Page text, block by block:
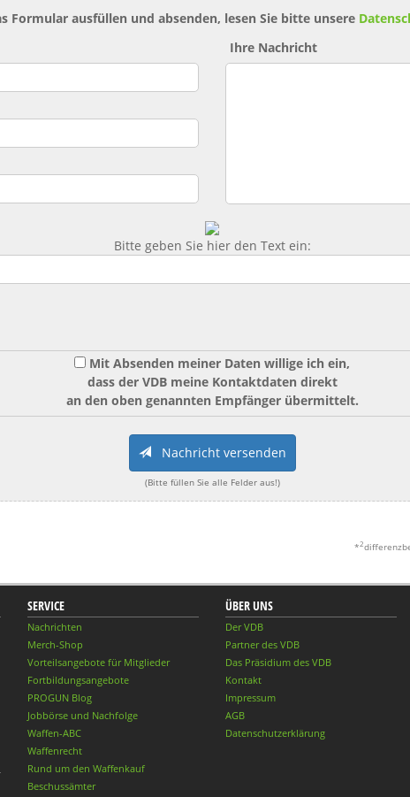
Formular ausfüllen und absenden, lesen Sie bitte unsere
Ihre Nachricht
Bitte geben Sie hier den Text ein:
Mit Absenden meiner Daten willige ich ein,
dass der VDB meine Kontaktdaten direkt
an den oben genannten Empfänger übermittelt.
Nachricht versenden
(Bitte füllen Sie alle Felder aus!)
*2
SERVICE
Nachrichten
Merch-Shop
Vorteilsangebote für Mitglieder
Fortbildungsangebote
PROGUN Blog
Jobbörse und Nachfolge
Waffen-ABC
Waffenrecht
Rund um den Waffenkauf
Beschussämter
ÜBER UNS
Der VDB
Partner des VDB
Das Präsidium des VDB
Kontakt
Impressum
AGB
Datenschutzerklärung